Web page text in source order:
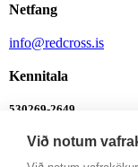
Netfang
info@redcross.is
Kennitala
530269-2649
Bankanúmer
Við notum